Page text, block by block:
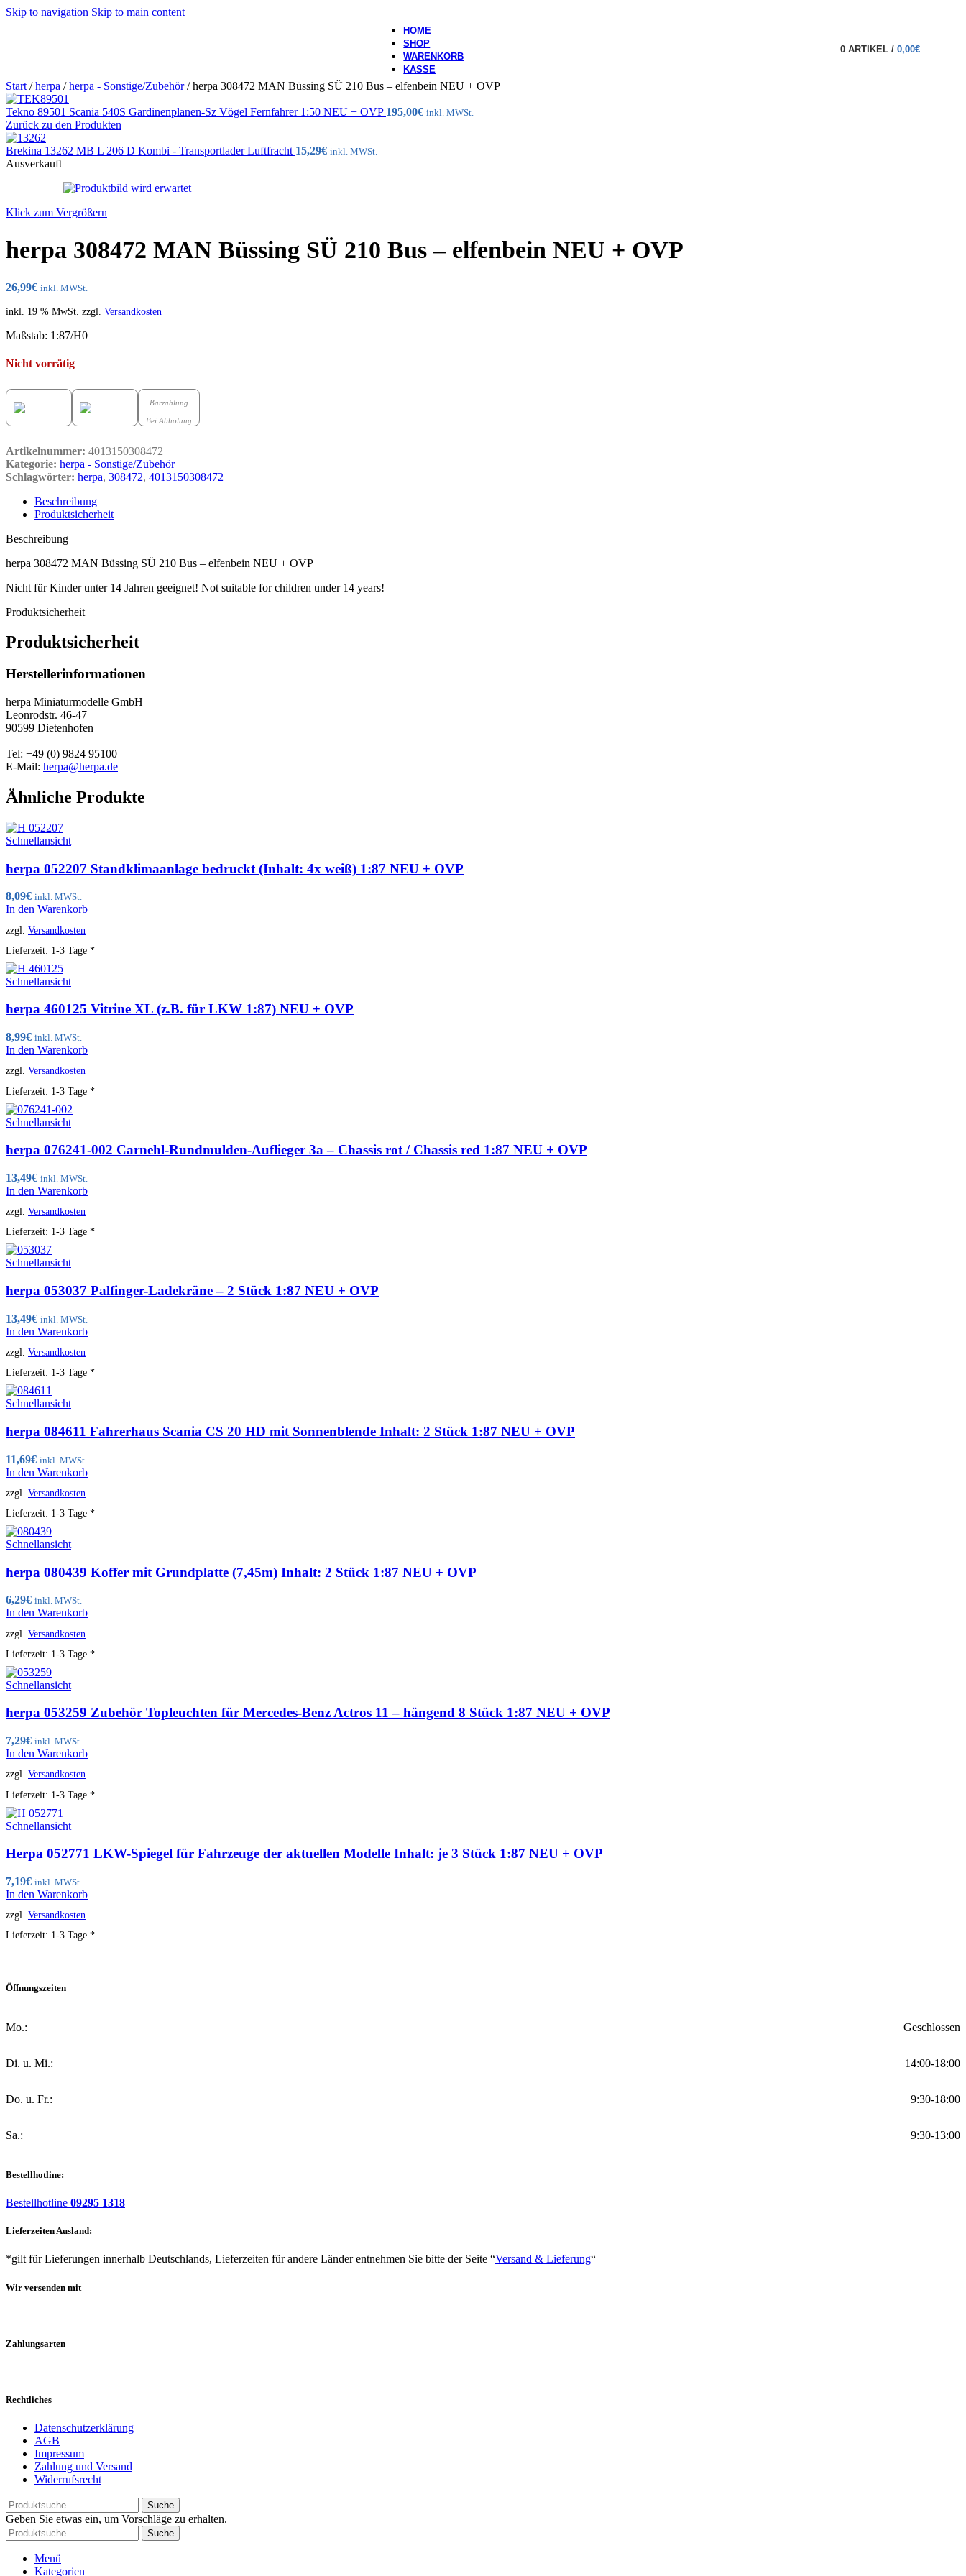
Skip to navigation Skip to main content
HOME
SHOP
WARENKORB
KASSE
0 ARTIKEL / 0,00€
Start / herpa / herpa - Sonstige/Zubehör/ herpa 308472 MAN Büssing SÜ 210 Bus – elfenbein NEU + OVP
Tekno 89501 Scania 540S Gardinenplanen-Sz Vögel Fernfahrer 1:50 NEU + OVP 195,00€ inkl. MWSt.
Zurück zu den Produkten
Brekina 13262 MB L 206 D Kombi - Transportlader Luftfracht 15,29€ inkl. MWSt.
Ausverkauft
Klick zum Vergrößern
herpa 308472 MAN Büssing SÜ 210 Bus – elfenbein NEU + OVP
26,99€ inkl. MWSt.
inkl. 19 % MwSt. zzgl. Versandkosten
Maßstab: 1:87/H0
Nicht vorrätig
Barzahlung
Bei Abholung
Artikelnummer: 4013150308472
Kategorie: herpa - Sonstige/Zubehör
Schlagwörter: herpa, 308472, 4013150308472
Beschreibung
Produktsicherheit
Beschreibung
herpa 308472 MAN Büssing SÜ 210 Bus – elfenbein NEU + OVP
Nicht für Kinder unter 14 Jahren geeignet! Not suitable for children under 14 years!
Produktsicherheit
Produktsicherheit
Herstellerinformationen
herpa Miniaturmodelle GmbH
Leonrodstr. 46-47
90599 Dietenhofen
Tel: +49 (0) 9824 95100
E-Mail: herpa@herpa.de
Ähnliche Produkte
Schnellansicht
herpa 052207 Standklimaanlage bedruckt (Inhalt: 4x weiß) 1:87 NEU + OVP
8,09€ inkl. MWSt.
In den Warenkorb
zzgl. Versandkosten
Lieferzeit: 1-3 Tage *
Schnellansicht
herpa 460125 Vitrine XL (z.B. für LKW 1:87) NEU + OVP
8,99€ inkl. MWSt.
In den Warenkorb
zzgl. Versandkosten
Lieferzeit: 1-3 Tage *
Schnellansicht
herpa 076241-002 Carnehl-Rundmulden-Auflieger 3a – Chassis rot / Chassis red 1:87 NEU + OVP
13,49€ inkl. MWSt.
In den Warenkorb
zzgl. Versandkosten
Lieferzeit: 1-3 Tage *
Schnellansicht
herpa 053037 Palfinger-Ladekräne – 2 Stück 1:87 NEU + OVP
13,49€ inkl. MWSt.
In den Warenkorb
zzgl. Versandkosten
Lieferzeit: 1-3 Tage *
Schnellansicht
herpa 084611 Fahrerhaus Scania CS 20 HD mit Sonnenblende Inhalt: 2 Stück 1:87 NEU + OVP
11,69€ inkl. MWSt.
In den Warenkorb
zzgl. Versandkosten
Lieferzeit: 1-3 Tage *
Schnellansicht
herpa 080439 Koffer mit Grundplatte (7,45m) Inhalt: 2 Stück 1:87 NEU + OVP
6,29€ inkl. MWSt.
In den Warenkorb
zzgl. Versandkosten
Lieferzeit: 1-3 Tage *
Schnellansicht
herpa 053259 Zubehör Topleuchten für Mercedes-Benz Actros 11 – hängend 8 Stück 1:87 NEU + OVP
7,29€ inkl. MWSt.
In den Warenkorb
zzgl. Versandkosten
Lieferzeit: 1-3 Tage *
Schnellansicht
Herpa 052771 LKW-Spiegel für Fahrzeuge der aktuellen Modelle Inhalt: je 3 Stück 1:87 NEU + OVP
7,19€ inkl. MWSt.
In den Warenkorb
zzgl. Versandkosten
Lieferzeit: 1-3 Tage *
Öffnungszeiten
Mo.: Geschlossen
Di. u. Mi.: 14:00-18:00
Do. u. Fr.: 9:30-18:00
Sa.: 9:30-13:00
Bestellhotline:
Bestellhotline 09295 1318
Lieferzeiten Ausland:
*gilt für Lieferungen innerhalb Deutschlands, Lieferzeiten für andere Länder entnehmen Sie bitte der Seite “Versand & Lieferung“
Wir versenden mit
Zahlungsarten
Rechtliches
Datenschutzerklärung
AGB
Impressum
Zahlung und Versand
Widerrufsrecht
Suche
Geben Sie etwas ein, um Vorschläge zu erhalten.
Suche
Menü
Kategorien